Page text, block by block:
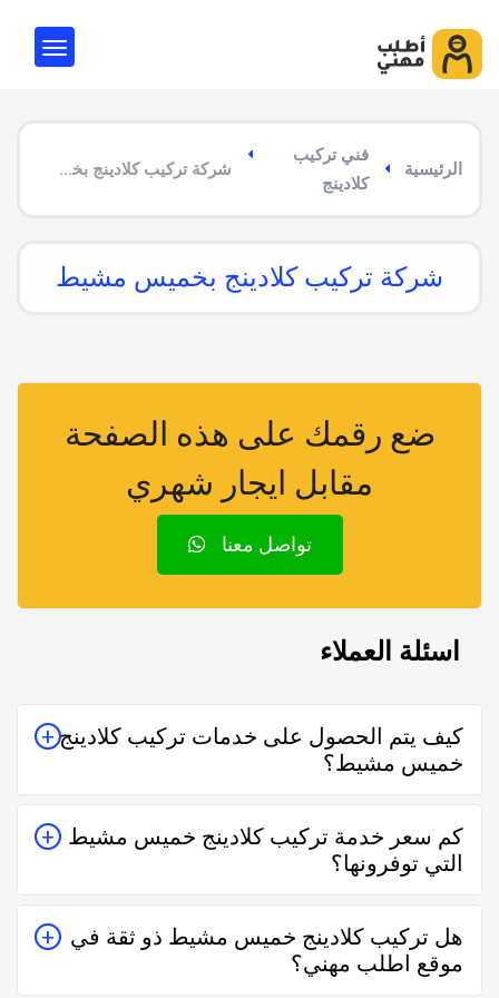
الرئيسية
فني تركيب
كلادينج
شركة تركيب كلادينج بخميس مشيط
شركة تركيب كلادينج بخميس مشيط
ضع رقمك على هذه الصفحة
مقابل ايجار شهري
تواصل معنا
اسئلة العملاء
كيف يتم الحصول على خدمات تركيب كلادينج
خميس مشيط؟
يتم الحصول على خدمات تركيب كلادينج خميس مشيط من
خلال التواصل معه إما على الواتساب أو تليفونياً وطلب
الخدمة منه بعمل زيارة للمكان أو تقدير سعر الخدمة قبل
الزيارة والإتفاق.
كم سعر خدمة تركيب كلادينج خميس مشيط
التي توفرونها؟
تختلف اسعار خدمات تركيب كلادينج خميس مشيط وفقاً
لعدة عناصر منها قرب المسافة وحجم العمل وتوقيته وهل
هو عمل مستعجل أم لا.
هل تركيب كلادينج خميس مشيط ذو ثقة في
موقع اطلب مهني؟